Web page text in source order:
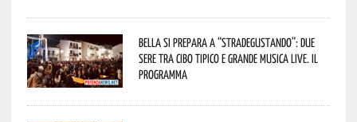
Bella si prepara a “Stradegustando”: due
sere tra cibo tipico e grande musica live. Il
programma